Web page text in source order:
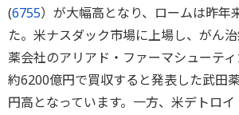
(6755）が大幅高となり、ロームは昨年
た。米ナスダック市場に上場し、がん
薬会社のアリアド・ファーマシューテ
約6200億円で買収すると発表した武田
円高となっています。一方、米デトロ